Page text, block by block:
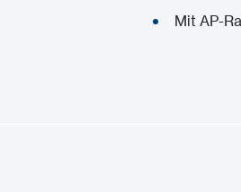
Mit AP-